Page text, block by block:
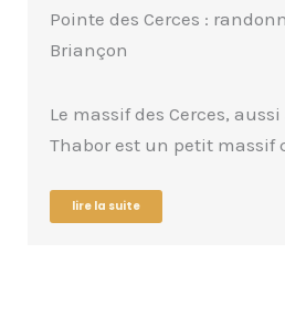
GR 58 Tour du Queyras :
Hautes-Alpes
Même s’il existe déjà de
sur le GR 58, nous